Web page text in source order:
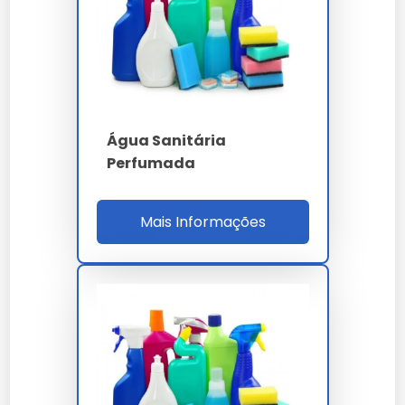
Instruções de Uso para Limpeza
Doméstica
Roupas Coloridas
Teste em uma área pequena antes de usar. Misture
Como Fazer Água Sanitária em
Água Sanitária
Perfumada
Mais Informações